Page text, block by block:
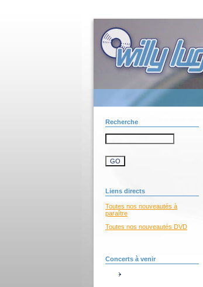
Recherche
Liens directs
Toutes nos nouveautés à
paraître
Toutes nos nouveautés DVD
Concerts à venir